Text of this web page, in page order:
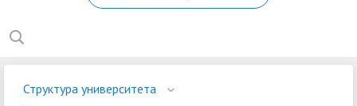
Структура университета